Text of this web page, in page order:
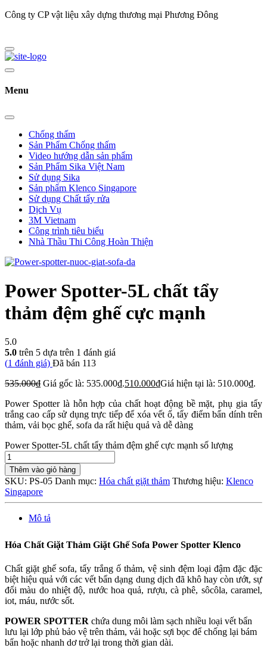
Công ty CP vật liệu xây dựng thương mại Phương Đông
Menu
Chống thấm
Sản Phẩm Chống thấm
Video hướng dẫn sản phẩm
Sản Phẩm Sika Việt Nam
Sử dụng Sika
Sản phẩm Klenco Singapore
Sử dụng Chất tẩy rửa
Dịch Vụ
3M Vietnam
Công trình tiêu biểu
Nhà Thầu Thi Công Hoàn Thiện
Power Spotter-5L chất tẩy
thảm đệm ghế cực mạnh
5.0
5.0 trên 5 dựa trên 1 đánh giá
(1 đánh giá) Đã bán 113
535.000₫ Giá gốc là: 535.000₫.510.000₫Giá hiện tại là: 510.000₫.
Power Spotter là hỗn hợp của chất hoạt động bề mặt, phụ gia tẩy
trắng cao cấp sử dụng trực tiếp để xóa vết ố, tẩy điểm bẩn dính trên
thảm, vải bọc ghế, sofa da rất hiệu quả và dễ dàng
Power Spotter-5L chất tẩy thảm đệm ghế cực mạnh số lượng
Thêm vào giỏ hàng
SKU: PS-05 Danh mục: Hóa chất giặt thảm Thương hiệu: Klenco
Singapore
Mô tả
Hóa Chất Giặt Thảm Giặt Ghế Sofa Power Spotter Klenco
Chất giặt ghế sofa, tẩy trắng ố thảm, vệ sinh đệm loại đậm đặc đặc
biệt hiệu quả với các vết bẩn dạng dung dịch đã khô hay còn ướt, sự
đổi màu do nhiệt độ, nước hoa quả, rượu, cà phê, sôcôla, caramel,
iot, máu, nước sốt.
POWER SPOTTER chứa dung môi làm sạch nhiều loại vết bẩn
lưu lại lớp phủ bảo vệ trên thảm, vải hoặc sợi bọc để chống lại bám
bẩn hoặc nhanh dơ trở lại trong thời gian dài.